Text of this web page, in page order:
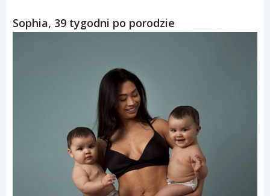
Sophia, 39 tygodni po porodzie